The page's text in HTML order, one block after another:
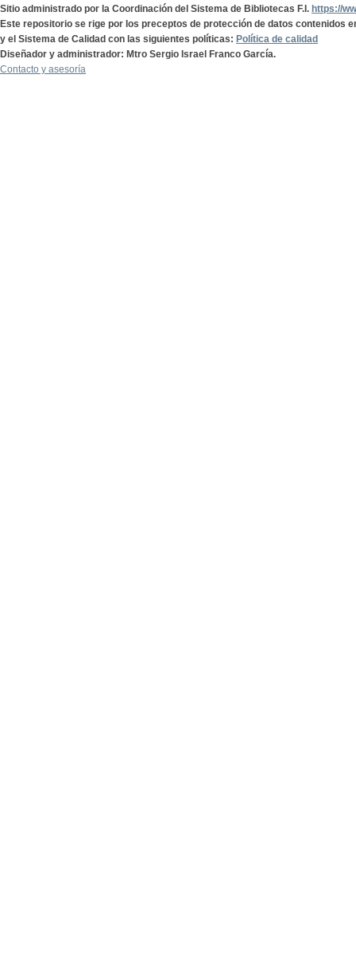
Sitio administrado por la Coordinación del Sistema de Bibliotecas F.I. https://
Este repositorio se rige por los preceptos de protección de datos contenidos
y el Sistema de Calidad con las siguientes políticas: Política de calidad
Diseñador y administrador: Mtro Sergio Israel Franco García.
Contacto y asesoría